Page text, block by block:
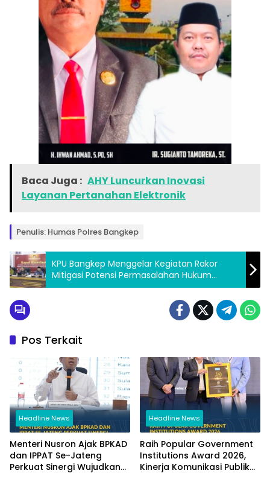
Baca Juga : AHY Luncurkan Inovasi
Layanan Pertanahan Elektronik
Penulis: Humas Polres Bangkep
KPU Bangkep Menggelar Kegiatan Rakor
Mitigasi Potensi Permasalahan Hukum
dalam Penyelenggaraan Pilkada Serentak
Pos Terkait
Headline News
Menteri Nusron Ajak BPKAD
dan IPPAT Se-Jateng
Perkuat Sinergi Wujudkan
Headline News
Raih Popular Government
Institutions Award 2026,
Kinerja Komunikasi Publik